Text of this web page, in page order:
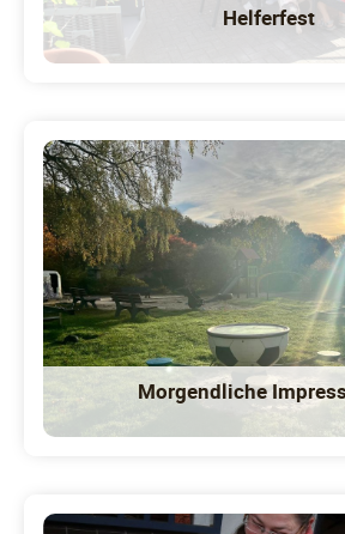
Helferfest
Morgendliche